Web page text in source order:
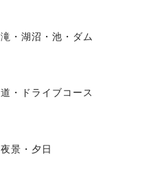
滝・湖沼・池・ダム
道・ドライブコース
夜景・夕日